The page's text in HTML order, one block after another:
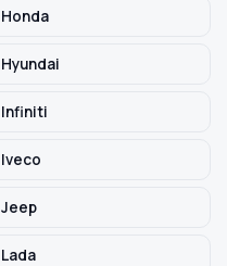
Honda
Hyundai
Infiniti
Iveco
Jeep
Lada